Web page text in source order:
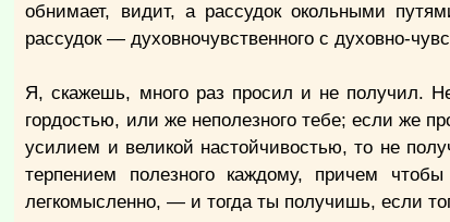
обнимает, видит, а рассудок окольными
рассудок — духовночувственного с духовно-
Я, скажешь, много раз просил и не получил.
гордостью, или же неполезного тебе; если же
усилием и великой настойчивостью, то не
терпением полезного каждому, причем
легкомысленно, — и тогда ты получишь, если